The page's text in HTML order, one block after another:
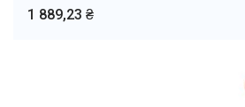
1 889,23 ₴